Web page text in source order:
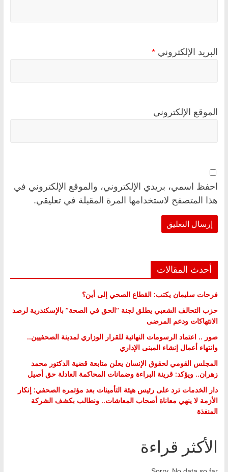
البريد الإلكتروني *
الموقع الإلكتروني
احفظ اسمي، بريدي الإلكتروني، والموقع الإلكتروني في
هذا المتصفح لاستخدامها المرة المقبلة في تعليقي.
أحدث المقالات
فرحات سليمان يكتب: القطاع الصحي إلى أين؟
حزب التحالف الشعبي يطلق لجنة “الحق في الصحة” بالإسكندرية لرصد
الانتهاكات ودعم المرضى
صور .. اعتماد الرسومات النهائية للقرار الوزاري لمدينة الصحفيين..
وانتهاء أعمال إنشاء المبنى الإداري
المجلس القومي لحقوق الإنسان يعلن متابعة قضية الدكتور محمد
زهران.. ويؤكد: قرينة البراءة وضمانات المحاكمة العادلة حق أصيل
دار الخدمات ترد على رئيس هيئة التأمينات بعد مؤتمره الصحفي: إنكار
الأزمة لا ينهي معاناة أصحاب المعاشات.. ونطالب بكشف الشركة
المنفذة
الأكثر قراءة